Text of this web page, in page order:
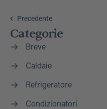
Precedente
Categorie
Breve
Caldaie
Refrigeratore
Condizionatori